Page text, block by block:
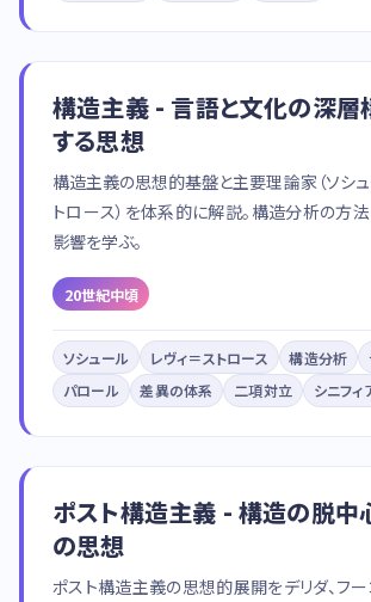
構造主義 - 言語と文化の深層
する思想
構造主義の思想的基盤と主要理論家（ソシュ
トロース）を体系的に解説。構造分析の方
影響を学ぶ。
20世紀中頃
ソシュール レヴィ＝ストロース 構造分析
パロール
差異の体系 二項対立 シニフィ
ポスト構造主義 - 構造の脱中
の思想
ポスト構造主義の思想的展開をデリダ、フー